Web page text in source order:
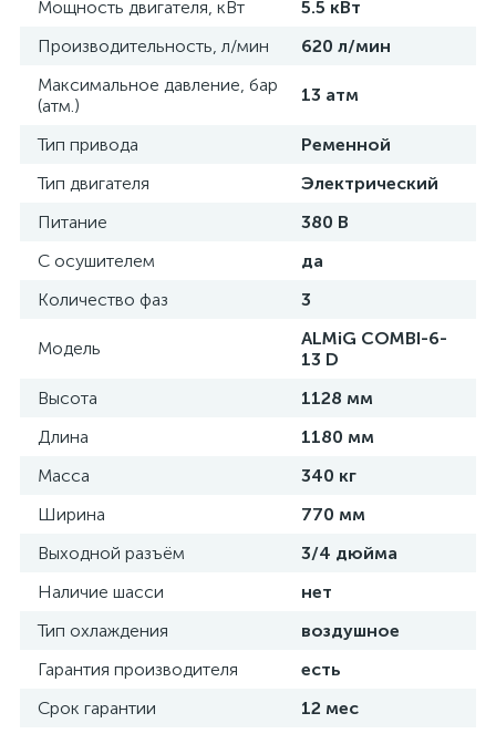
Мощность двигателя, кВт
5.5 кВт
Производительность, л/мин
620 л/мин
Максимальное давление, бар
(атм.)
13 атм
Тип привода
Ременной
Тип двигателя
Электрический
Питание
380 В
С осушителем
да
Количество фаз
3
Модель
ALMiG COMBI-6-
13 D
Высота
1128 мм
Длина
1180 мм
Масса
340 кг
Ширина
770 мм
Выходной разъём
3/4 дюйма
Наличие шасси
нет
Тип охлаждения
воздушное
Гарантия производителя
есть
Срок гарантии
12 мес